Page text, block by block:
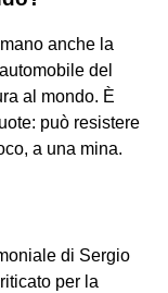
anche la
del
al mondo. È
può resistere
a una mina.
di Sergio
per la